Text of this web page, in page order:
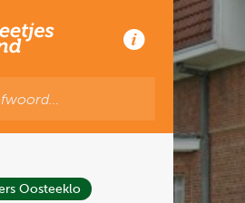
Oosteeklo